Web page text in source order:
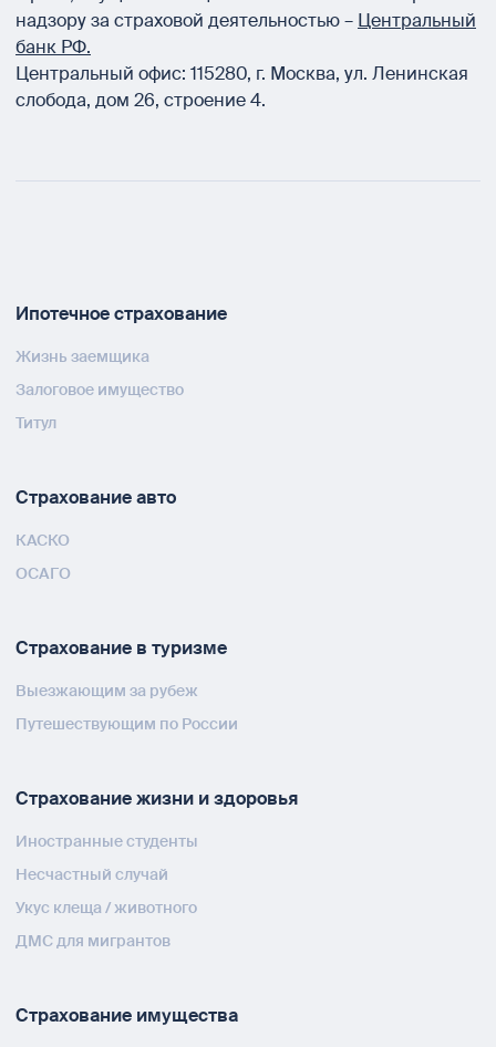
надзору за страховой деятельностью – Центральный
банк РФ.
Центральный офис: 115280, г. Москва, ул. Ленинская
слобода, дом 26, строение 4.
Ипотечное страхование
Жизнь заемщика
Залоговое имущество
Титул
Страхование авто
КАСКО
ОСАГО
Страхование в туризме
Выезжающим за рубеж
Путешествующим по России
Страхование жизни и здоровья
Иностранные студенты
Несчастный случай
Укус клеща / животного
ДМС для мигрантов
Страхование имущества